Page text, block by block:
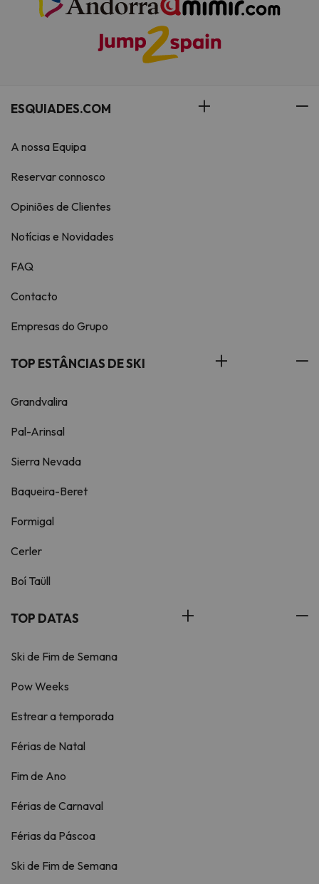
ESQUIADES.COM
A nossa Equipa
Reservar connosco
Opiniões de Clientes
Notícias e Novidades
FAQ
Contacto
Empresas do Grupo
TOP ESTÂNCIAS DE SKI
Grandvalira
Pal-Arinsal
Sierra Nevada
Baqueira-Beret
Formigal
Cerler
Boí Taüll
TOP DATAS
Ski de Fim de Semana
Pow Weeks
Estrear a temporada
Férias de Natal
Fim de Ano
Férias de Carnaval
Férias da Páscoa
Ski de Fim de Semana